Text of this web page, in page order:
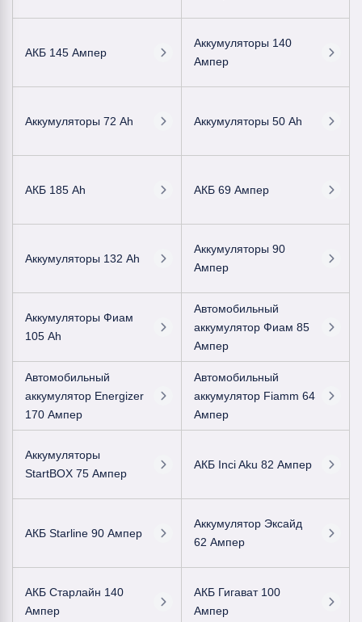
АКБ 145 Ампер
Аккумуляторы 140
Ампер
Аккумуляторы 72 Ah Аккумуляторы 50 Ah
АКБ 185 Ah АКБ 69 Ампер
Аккумуляторы 132 Ah
Аккумуляторы 90
Ампер
Аккумуляторы Фиам
105 Ah
Автомобильный
аккумулятор Фиам 85
Ампер
Автомобильный
аккумулятор Energizer
170 Ампер
Автомобильный
аккумулятор Fiamm 64
Ампер
Аккумуляторы
StartBOX 75 Ампер
АКБ Inci Aku 82 Ампер
АКБ Starline 90 Ампер
Аккумулятор Эксайд
62 Ампер
АКБ Старлайн 140
Ампер
АКБ Гигават 100
Ампер